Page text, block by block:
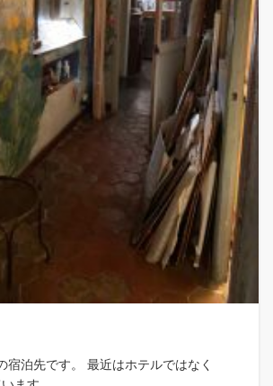
宿泊先です。 最近はホテルではなく